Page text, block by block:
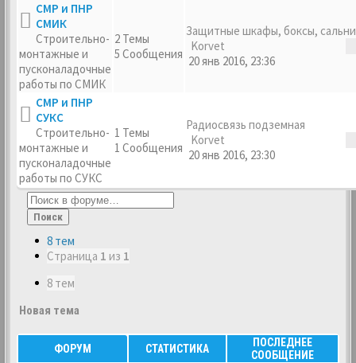
СМР и ПНР
СМИК
Строительно-
монтажные и
пусконаладочные
работы по СМИК
2 Темы
5 Сообщения
Защитные шкафы, боксы,
Korvet
20 янв 2016, 23:36
СМР и ПНР
СУКС
Строительно-
монтажные и
пусконаладочные
работы по СУКС
1 Темы
1 Сообщения
Радиосвязь подземная
Korvet
20 янв 2016, 23:30
Поиск
8 тем
Страница 1 из 1
8 тем
Новая тема
ФОРУМ СТАТИСТИКА
ПОСЛЕДНЕЕ
СООБЩЕНИЕ